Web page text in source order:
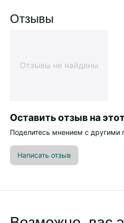
Отзывы
Отзывы не найдены
Оставить отзыв на
Поделитесь мнением с другими
Написать отзыв